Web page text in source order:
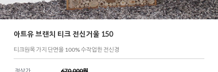
아트유 브랜치 티크 전신거울 150
티크원목 가지 단면을 100% 수작업한 전신경